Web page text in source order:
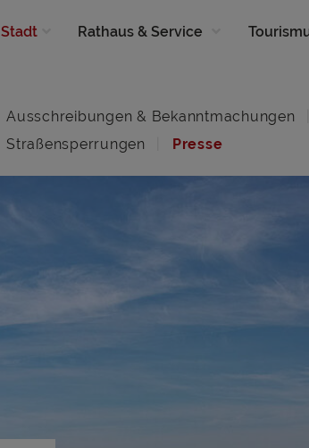
Stadt Rathaus & Service
Ausschreibungen & Bekanntmachungen
Straßensperrungen
Presse